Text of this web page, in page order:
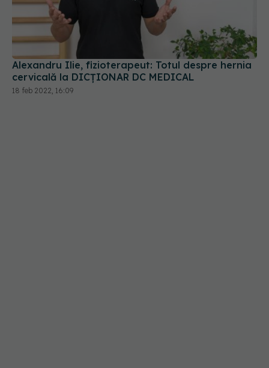
Alexandru Ilie, fizioterapeut: Totul despre hernia
cervicală la DICȚIONAR DC MEDICAL
18 feb 2022, 16:09